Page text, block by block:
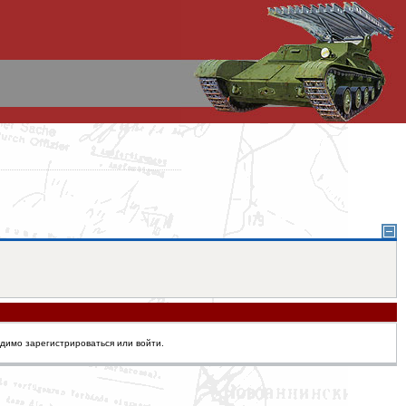
зарегистрироваться или войти.